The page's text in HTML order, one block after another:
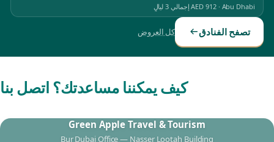
Abu Dhabi
·
AED 912إجمالي 3 ليالٍ
تصفح الفنادق كل العروض
كيف يمكننا مساعدتك؟ اتصل بنا
Green Apple Travel & Tourism
Bur Dubai Office — Nasser Lootah Building